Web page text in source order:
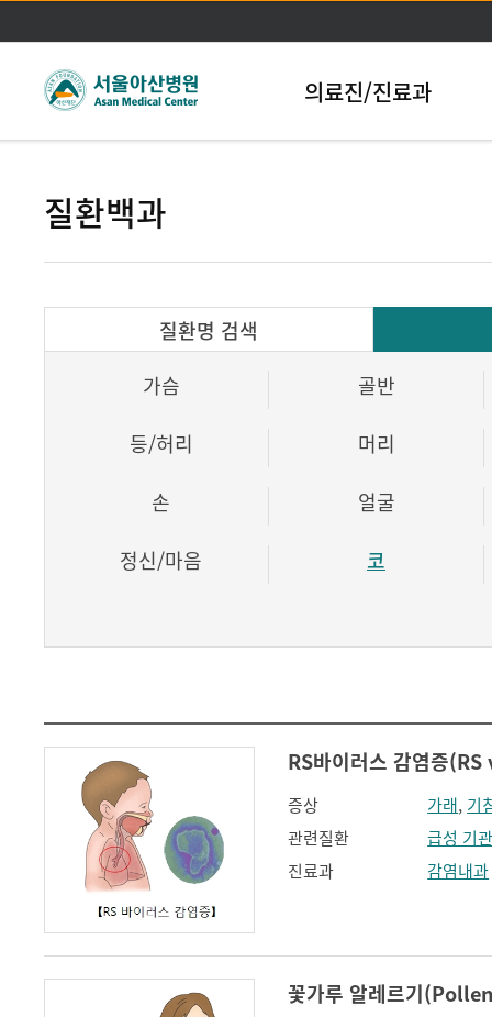
본문바로가기
의료진/진료과
질환백과
질환명 검색
가슴
골반
등/허리
머리
손
얼굴
정신/마음
코
RS바이러스 감염증
증상 가래, 기
관련질환
급성 기
진료과
감염내과
꽃가루 알레르기